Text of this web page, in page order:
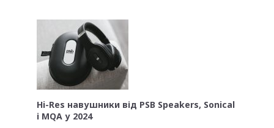
Hi-Res навушники від PSB Speakers, Sonical
і MQA у 2024